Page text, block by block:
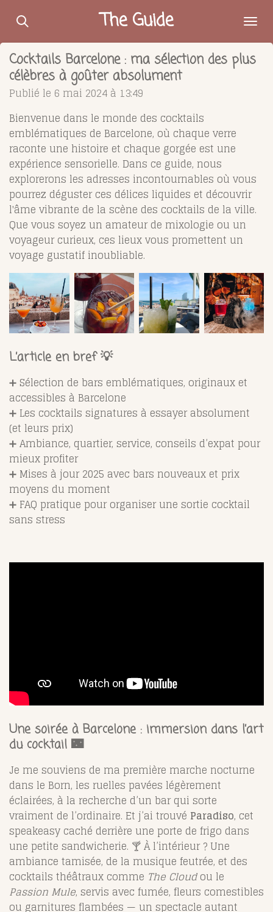
Passer
contenu
principal
The Guide
Cocktails Barcelone : ma sélection des plus
célèbres à goûter absolument
Publié le 6 mai 2024 à 13:49
Bienvenue dans le monde des cocktails
emblématiques de Barcelone, où chaque verre
raconte une histoire et chaque gorgée est une
expérience sensorielle. Dans ce guide, nous
explorerons les adresses incontournables où vous
pourrez déguster ces délices liquides et découvrir
l'âme vibrante de la scène des cocktails de la ville.
Que vous soyez un amateur de mixologie ou un
voyageur curieux, ces lieux vous promettent un
voyage gustatif inoubliable.
L’article en bref 💡
➕ Sélection de bars emblématiques, originaux et
accessibles à Barcelone
➕ Les cocktails signatures à essayer absolument
(et leurs prix)
➕ Ambiance, quartier, service, conseils d’expat pour
mieux profiter
➕ Mises à jour 2025 avec bars nouveaux et prix
moyens du moment
➕ FAQ pratique pour organiser une sortie cocktail
sans stress
Une soirée à Barcelone : immersion dans l’art
du cocktail 🌃
Je me souviens de ma première marche nocturne
dans le Born, les ruelles pavées légèrement
éclairées, à la recherche d’un bar qui sorte
vraiment de l’ordinaire. Et j’ai trouvé Paradiso, cet
speakeasy caché derrière une porte de frigo dans
une petite sandwicherie. 🍸 À l’intérieur ? Une
ambiance tamisée, de la musique feutrée, et des
cocktails théâtraux comme The Cloudou le
Passion Mule, servis avec fumée, fleurs comestibles
ou garnitures flambées — un spectacle autant